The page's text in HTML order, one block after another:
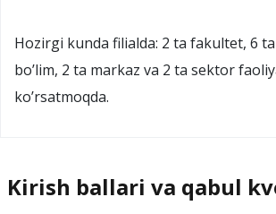
Hozirgi kunda filialda: 2 ta fakultet, 6
bo’lim, 2 ta markaz va 2 ta sektor
ko’rsatmoqda.
Kirish ballari va qabul